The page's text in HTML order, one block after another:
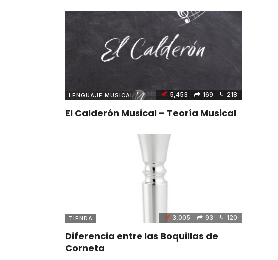
LENGUAJE MUSICAL 5,453 169 218
El Calderón Musical – Teoría Musical
TIENDA 3,005 93 120
Diferencia entre las Boquillas de
Corneta